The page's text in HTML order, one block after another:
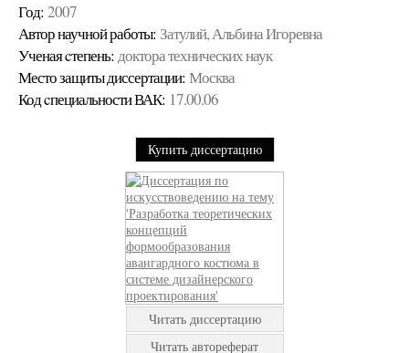
Год: 2007
Автор научной работы: Затулий, Альбина Игоревна
Ученая cтепень: доктора технических наук
Место защиты диссертации: Москва
Код cпециальности ВАК: 17.00.06
Купить диссертацию
Читать диссертацию
Читать автореферат